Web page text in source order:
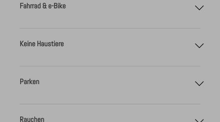
Fahrrad & e-Bike
Keine Haustiere
Parken
Rauchen